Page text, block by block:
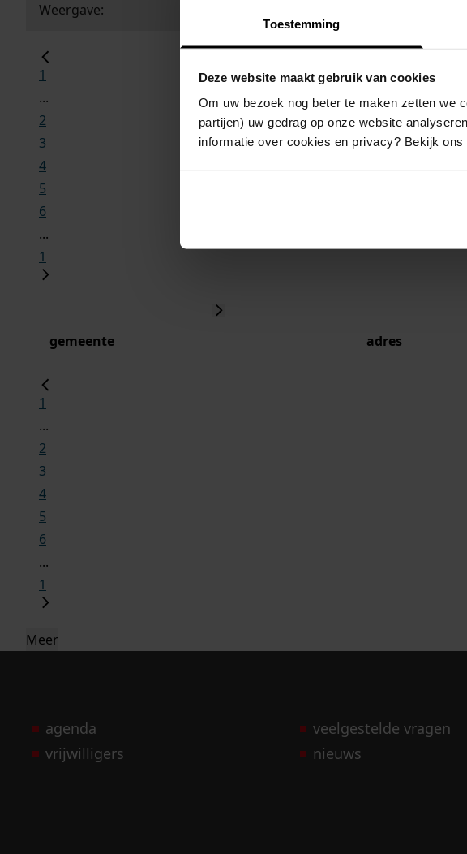
Toestemming
Deze website maakt gebruik van cookies
Om uw bezoek nog beter te maken zetten we
partijen) uw gedrag op onze website
informatie over cookies en privacy? Bekijk ons
Weergave:
1
...
2
3
4
5
6
...
1
gemeente adres
1
...
2
3
4
5
6
...
1
Meer
agenda
vrijwilligers
veelgestelde vragen
nieuws